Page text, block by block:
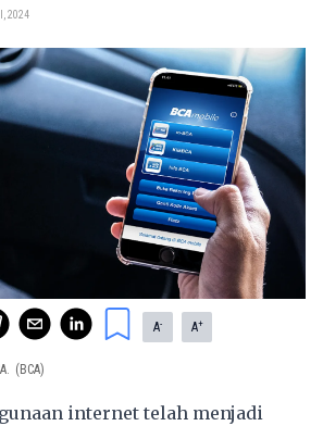
2024
A- A+
(BCA)
internet telah menjadi